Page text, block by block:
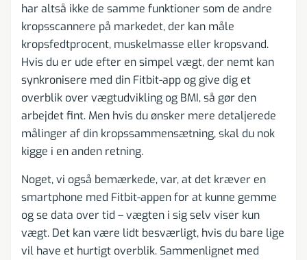
har altså ikke de samme funktioner som de andre
kropsscannere på markedet, der kan måle
kropsfedtprocent, muskelmasse eller kropsvand.
Hvis du er ude efter en simpel vægt, der nemt kan
synkronisere med din Fitbit-app og give dig et
overblik over vægtudvikling og BMI, så gør den
arbejdet fint. Men hvis du ønsker mere detaljerede
målinger af din kropssammensætning, skal du nok
kigge i en anden retning.
Noget, vi også bemærkede, var, at det kræver en
smartphone med Fitbit-appen for at kunne gemme
og se data over tid – vægten i sig selv viser kun
vægt. Det kan være lidt besværligt, hvis du bare lige
vil have et hurtigt overblik. Sammenlignet med